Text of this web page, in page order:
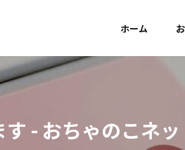
ホーム
- おちゃのこネ